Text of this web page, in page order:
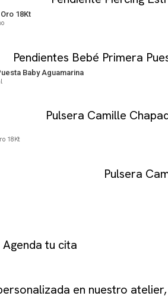
18Kt
Baby Aguamarina
18Kt
en nuestro atelier,